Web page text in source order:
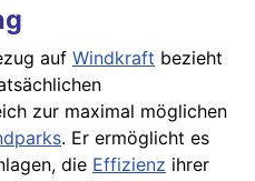
auf Windkraft bezieht
zur maximal möglichen
. Er ermöglicht es
die Effizienz ihrer